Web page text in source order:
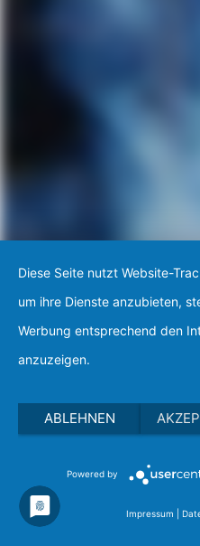
Diese Seite nutzt Website-
um ihre Dienste anzubieten,
Werbung entsprechend den
anzuzeigen.
ABLEHNEN
Powered by
Impressum